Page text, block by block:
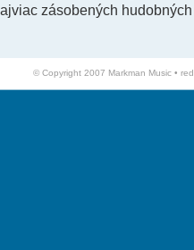
zásobených
© Copyright 2007 Markman Music •